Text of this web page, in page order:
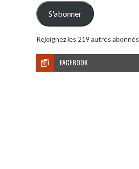
mail
S'abonner
Rejoignez les 219 autres abonnés
FACEBOOK